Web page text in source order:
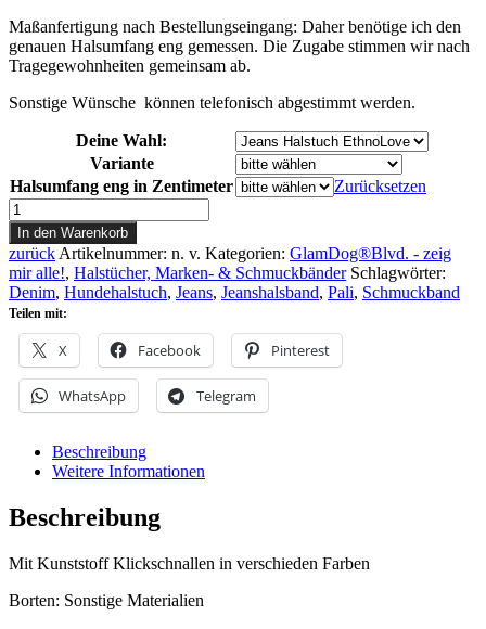
Maßanfertigung nach Bestellungseingang: Daher benötige ich den
genauen Halsumfang eng gemessen. Die Zugabe stimmen wir nach
Tragegewohnheiten gemeinsam ab.
Sonstige Wünsche können telefonisch abgestimmt werden.
Deine Wahl:
Variante
Halsumfang eng in Zentimeter
Zurücksetzen
Jeans
Halstuch
EthnoLOVE
Menge
In den Warenkorb
zurück Artikelnummer: n. v. Kategorien: GlamDog®Blvd. - zeig
mir alle!, Halstücher, Marken- & Schmuckbänder Schlagwörter:
Denim, Hundehalstuch, Jeans, Jeanshalsband, Pali, Schmuckband
Teilen mit:
X Facebook Pinterest
WhatsApp Telegram
Beschreibung
Weitere Informationen
Beschreibung
Mit Kunststoff Klickschnallen in verschieden Farben
Borten: Sonstige Materialien